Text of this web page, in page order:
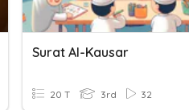
Surat Al-Kausar
20 T 3rd 32